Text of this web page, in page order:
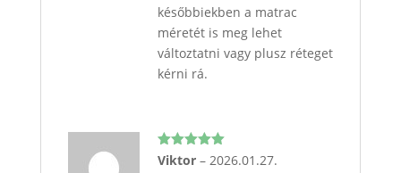
későbbiekben a matrac
méretét is meg lehet
változtatni vagy plusz réteget
kérni rá.
Értékelés:
Viktor – 2026.01.27.